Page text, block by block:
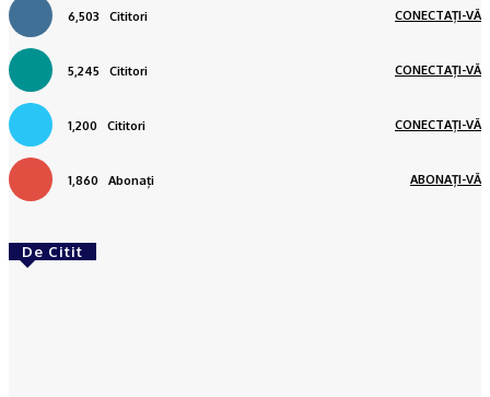
6,503 Cititori CONECTAȚI-VĂ
5,245 Cititori CONECTAȚI-VĂ
1,200 Cititori CONECTAȚI-VĂ
1,860 Abonați ABONAȚI-VĂ
De Citit